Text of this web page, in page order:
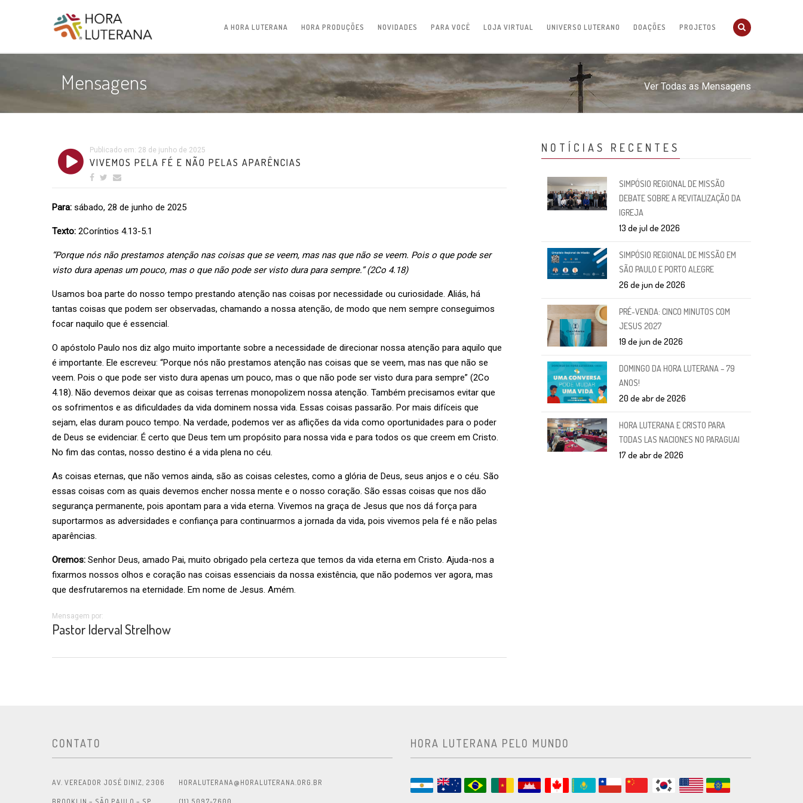
A HORA LUTERANA HORA PRODUÇÕES NOVIDADES PARA VOCÊ LOJA VIRTUAL UNIVERSO LUTERANO DOAÇÕES PROJETOS
Mensagens Ver Todas as Mensagens
Publicado em: 28 de junho de 2025
VIVEMOS PELA FÉ E NÃO PELAS APARÊNCIAS
Para: sábado, 28 de junho de 2025
Texto: 2Coríntios 4.13-5.1
“Porque nós não prestamos atenção nas coisas que se veem, mas nas que não se veem. Pois o que pode ser
visto dura apenas um pouco, mas o que não pode ser visto dura para sempre.” (2Co 4.18)
Usamos boa parte do nosso tempo prestando atenção nas coisas por necessidade ou curiosidade. Aliás, há
tantas coisas que podem ser observadas, chamando a nossa atenção, de modo que nem sempre conseguimos
focar naquilo que é essencial.
O apóstolo Paulo nos diz algo muito importante sobre a necessidade de direcionar nossa atenção para aquilo que
é importante. Ele escreveu: “Porque nós não prestamos atenção nas coisas que se veem, mas nas que não se
veem. Pois o que pode ser visto dura apenas um pouco, mas o que não pode ser visto dura para sempre” (2Co
4.18). Não devemos deixar que as coisas terrenas monopolizem nossa atenção. Também precisamos evitar que
os sofrimentos e as dificuldades da vida dominem nossa vida. Essas coisas passarão. Por mais difíceis que
sejam, elas duram pouco tempo. Na verdade, podemos ver as aflições da vida como oportunidades para o poder
de Deus se evidenciar. É certo que Deus tem um propósito para nossa vida e para todos os que creem em Cristo.
No fim das contas, nosso destino é a vida plena no céu.
As coisas eternas, que não vemos ainda, são as coisas celestes, como a glória de Deus, seus anjos e o céu. São
essas coisas com as quais devemos encher nossa mente e o nosso coração. São essas coisas que nos dão
segurança permanente, pois apontam para a vida eterna. Vivemos na graça de Jesus que nos dá força para
suportarmos as adversidades e confiança para continuarmos a jornada da vida, pois vivemos pela fé e não pelas
aparências.
Oremos: Senhor Deus, amado Pai, muito obrigado pela certeza que temos da vida eterna em Cristo. Ajuda-nos a
fixarmos nossos olhos e coração nas coisas essenciais da nossa existência, que não podemos ver agora, mas
que desfrutaremos na eternidade. Em nome de Jesus. Amém.
Mensagem por:
Pastor Iderval Strelhow
NOTÍCIAS RECENTES
SIMPÓSIO REGIONAL DE MISSÃO
DEBATE SOBRE A REVITALIZAÇÃO DA
IGREJA
13 de jul de 2026
SIMPÓSIO REGIONAL DE MISSÃO EM
SÃO PAULO E PORTO ALEGRE
26 de jun de 2026
PRÉ-VENDA: CINCO MINUTOS COM
JESUS 2027
19 de jun de 2026
DOMINGO DA HORA LUTERANA – 79
ANOS!
20 de abr de 2026
HORA LUTERANA E CRISTO PARA
TODAS LAS NACIONES NO PARAGUAI
17 de abr de 2026
CONTATO
AV. VEREADOR JOSÉ DINIZ, 2306 HORALUTERANA@HORALUTERANA.ORG.BR
HORA LUTERANA PELO MUNDO